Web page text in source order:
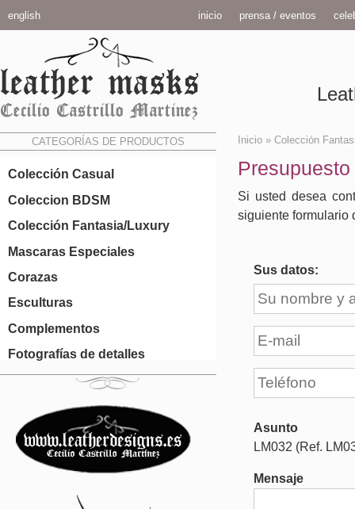
english inicio prensa / eventos
CATEGORÍAS DE PRODUCTOS
Colección Casual
Coleccion BDSM
Colección Fantasia/Luxury
Mascaras Especiales
Corazas
Esculturas
Complementos
Fotografías de detalles
Inicio » Colección
Si usted desea
siguiente formulario
Sus datos:
Asunto
LM032 (Ref.
Mensaje